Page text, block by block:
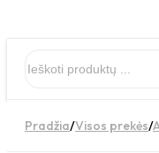
Pradžia/Visos prekės/